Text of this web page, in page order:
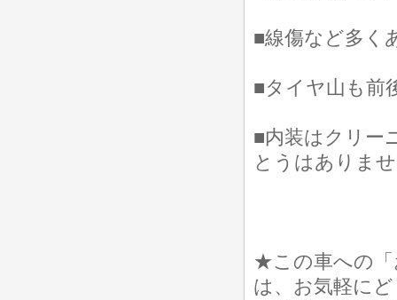
■線傷など多く
■タイヤ山も前
■内装はクリー
とうはありま
★この車への「
は、お気軽に